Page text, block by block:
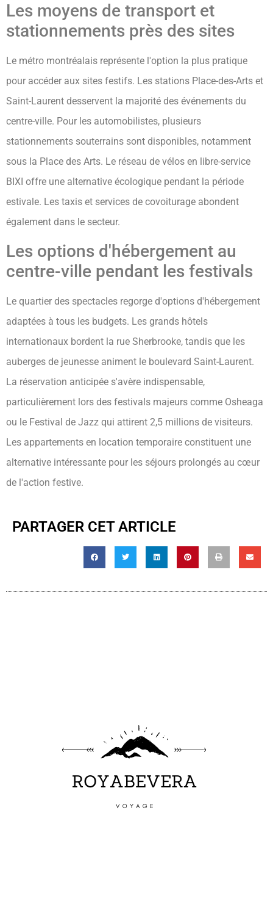
Les moyens de transport et
stationnements près des sites
Le métro montréalais représente l'option la plus pratique
pour accéder aux sites festifs. Les stations Place-des-Arts et
Saint-Laurent desservent la majorité des événements du
centre-ville. Pour les automobilistes, plusieurs
stationnements souterrains sont disponibles, notamment
sous la Place des Arts. Le réseau de vélos en libre-service
BIXI offre une alternative écologique pendant la période
estivale. Les taxis et services de covoiturage abondent
également dans le secteur.
Les options d'hébergement au
centre-ville pendant les festivals
Le quartier des spectacles regorge d'options d'hébergement
adaptées à tous les budgets. Les grands hôtels
internationaux bordent la rue Sherbrooke, tandis que les
auberges de jeunesse animent le boulevard Saint-Laurent.
La réservation anticipée s'avère indispensable,
particulièrement lors des festivals majeurs comme Osheaga
ou le Festival de Jazz qui attirent 2,5 millions de visiteurs.
Les appartements en location temporaire constituent une
alternative intéressante pour les séjours prolongés au cœur
de l'action festive.
PARTAGER CET ARTICLE